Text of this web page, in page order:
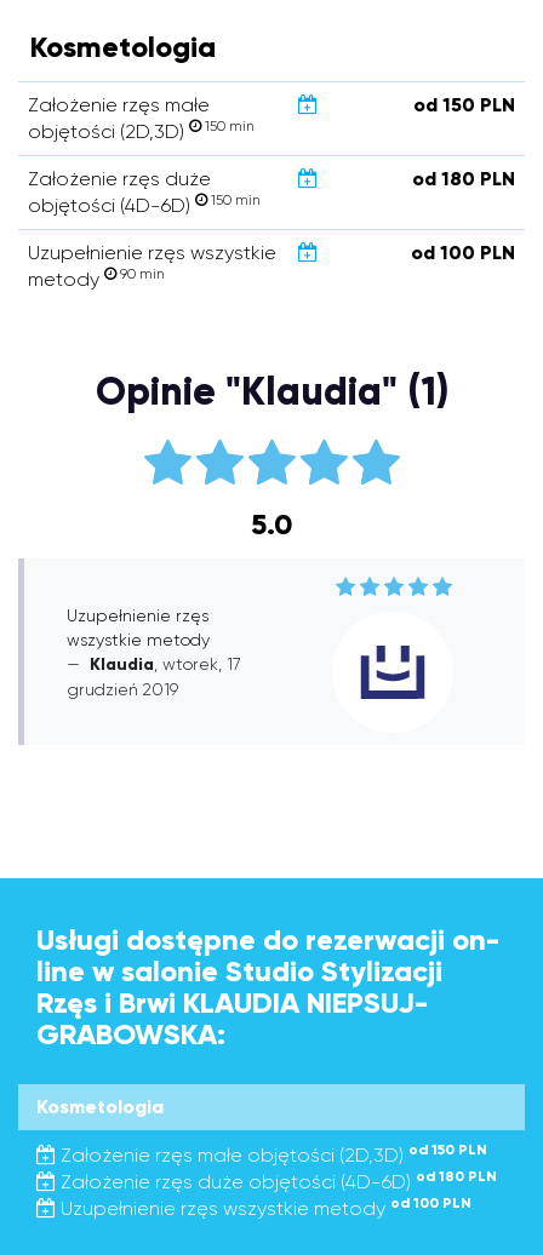
Kosmetologia
Założenie rzęs małe
objętości (2D,3D)
150 min
od 150 PLN
Założenie rzęs duże
objętości (4D-6D)
150 min
od 180 PLN
Uzupełnienie rzęs wszystkie
metody
90 min
od 100 PLN
Opinie "Klaudia" (1)
5.0
Uzupełnienie rzęs
wszystkie metody
Klaudia , wtorek, 17
grudzień 2019
Usługi dostępne do rezerwacji on-
line w salonie Studio Stylizacji
Rzęs i Brwi KLAUDIA NIEPSUJ-
GRABOWSKA:
Kosmetologia
Założenie rzęs małe objętości (2D,3D) od 150 PLN
Założenie rzęs duże objętości (4D-6D) od 180 PLN
Uzupełnienie rzęs wszystkie metody od 100 PLN